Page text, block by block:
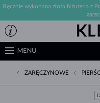
Ręcznie wykonana złota biżuteria z
MENU
ZARĘCZYNOWE